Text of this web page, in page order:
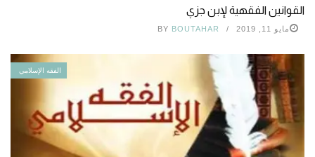
القوانين الفقهية لإبن جزي
مايو 11, 2019 BY BOUTAHAR
الفقه الإسلامي